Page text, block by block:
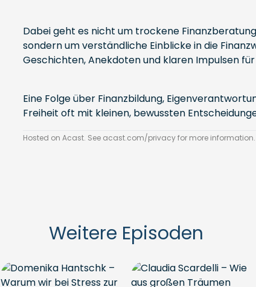
Dabei geht es nicht um trockene
sondern um verständliche Einblicke in die
Geschichten, Anekdoten und klaren Impulsen
Eine Folge über Finanzbildung,
Freiheit oft mit kleinen, bewussten
Hosted on Acast. See acast.com/privacyfor more information.
Weitere Episoden